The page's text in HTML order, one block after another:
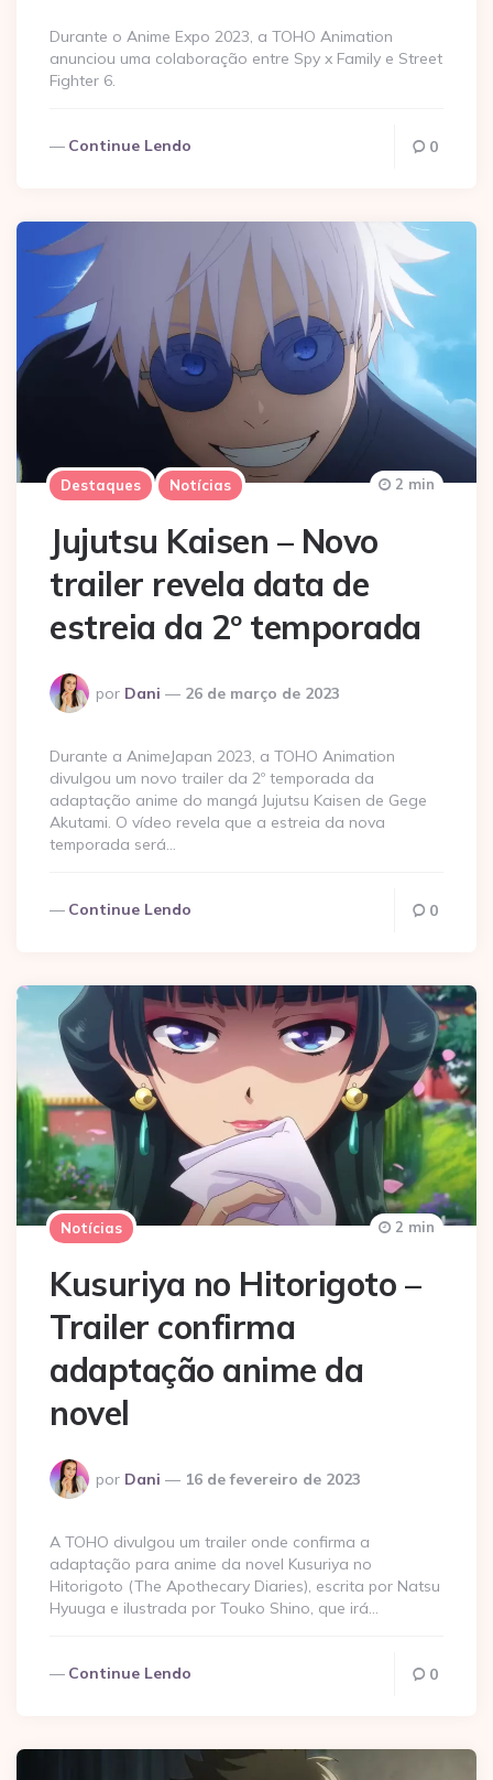
Durante o Anime Expo 2023, a TOHO Animation
anunciou uma colaboração entre Spy x Family e Street
Fighter 6.
Continue Lendo 0
Destaques Notícias
Jujutsu Kaisen – Novo
trailer revela data de
estreia da 2º temporada
Postado
por
por Dani 26 de março de 2023
2 min
Durante a AnimeJapan 2023, a TOHO Animation
divulgou um novo trailer da 2º temporada da
adaptação anime do mangá Jujutsu Kaisen de Gege
Akutami. O vídeo revela que a estreia da nova
temporada será…
Continue Lendo 0
Notícias
Kusuriya no Hitorigoto –
Trailer confirma
adaptação anime da
novel
Postado
por
por Dani 16 de fevereiro de 2023
2 min
A TOHO divulgou um trailer onde confirma a
adaptação para anime da novel Kusuriya no
Hitorigoto (The Apothecary Diaries), escrita por Natsu
Hyuuga e ilustrada por Touko Shino, que irá…
Continue Lendo 0